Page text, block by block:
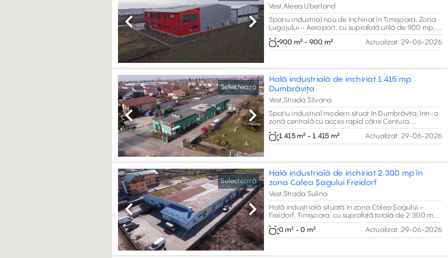
Previous Next
Vest,Aleea Uberland
Spațiu industrial nou de închiriat în Timișoara, Zona
Lugojului – Aeroport, cu suprafață utilă de 900 mp,
compus din 500 mp hală și 400 mp birouri P+1E.
Construcție modernă cu panouri termoizolante,
pardoseală beton elicopterizat, sistem fotovoltaic,
strategic lângă DN6, Centura Nord și Autostradă.
900 m² - 900 m² Actualizat: 29-06-2026
Selectează
Previous Next
Hală industrială de inchiriat 1.415 mp
Dumbrăvița
Vest,Strada Silvana
Spațiu industrial modern situat în Dumbrăvița, într-o
zonă centrală cu acces rapid către Centura
Timișoara Nord și Autostrada A1. Proprietatea oferă o
suprafață utilă totală de aproximativ 1.415 mp,
compusă din 1.177 mp spații de depozitare la parter
1.415 m² - 1.415 m² Actualizat: 29-06-2026
Selectează
Previous Next
Hală industrială de inchiriat 2.300 mp în
zona Calea Șagului Freidorf
Vest,Strada Sulina
Hală industrială situată în zona Calea Șagului –
Freidorf, Timișoara, cu suprafață totală de 2.300 mp
și înălțime utilă de 6 m, potrivită pentru activități de
depozitare, logistică sau distribuție. Proprietatea
beneficiază de acces facil pentru camioane, cu
Centură Sud, fiind amplasată într-o zonă industrială
0 m² - 0 m² Actualizat: 29-06-2026